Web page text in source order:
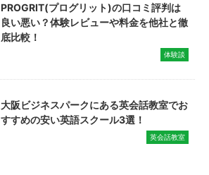
PROGRIT(プログリット)の口コミ評判は
良い悪い？体験レビューや料金を他社と徹
底比較！
体験談
大阪ビジネスパークにある英会話教室でお
すすめの安い英語スクール3選！
英会話教室